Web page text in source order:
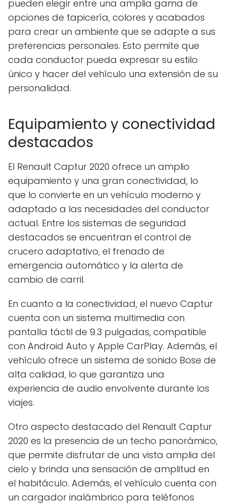
pueden elegir entre una amplia gama de
opciones de tapicería, colores y acabados
para crear un ambiente que se adapte a sus
preferencias personales. Esto permite que
cada conductor pueda expresar su estilo
único y hacer del vehículo una extensión de su
personalidad.
Equipamiento y conectividad
destacados
El Renault Captur 2020 ofrece un amplio
equipamiento y una gran conectividad, lo
que lo convierte en un vehículo moderno y
adaptado a las necesidades del conductor
actual. Entre los sistemas de seguridad
destacados se encuentran el control de
crucero adaptativo, el frenado de
emergencia automático y la alerta de
cambio de carril.
En cuanto a la conectividad, el nuevo Captur
cuenta con un sistema multimedia con
pantalla táctil de 9.3 pulgadas, compatible
con Android Auto y Apple CarPlay. Además, el
vehículo ofrece un sistema de sonido Bose de
alta calidad, lo que garantiza una
experiencia de audio envolvente durante los
viajes.
Otro aspecto destacado del Renault Captur
2020 es la presencia de un techo panorámico,
que permite disfrutar de una vista amplia del
cielo y brinda una sensación de amplitud en
el habitáculo. Además, el vehículo cuenta con
un cargador inalámbrico para teléfonos